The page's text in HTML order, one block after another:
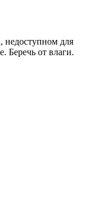
недоступном для
Беречь от влаги.